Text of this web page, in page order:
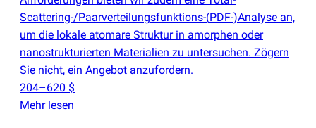
Scattering-/Paarverteilungsfunktions-(PDF-)Analyse an,
um die lokale atomare Struktur in amorphen oder
nanostrukturierten Materialien zu untersuchen. Zögern
Sie nicht, ein Angebot anzufordern.
204–620 $
Mehr lesen